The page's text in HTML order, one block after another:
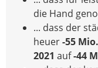
die Hand
... dass der
heuer-55
2021 auf-44